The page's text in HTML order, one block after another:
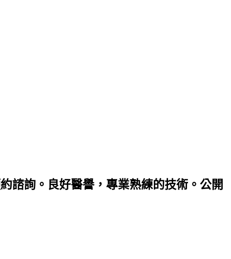
諮詢。良好醫譽，專業熟練的技術。公開